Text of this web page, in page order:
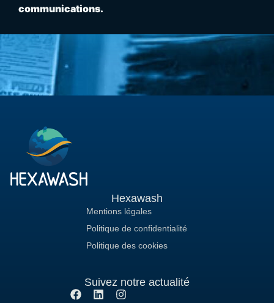
communications.
Hexawash
Mentions légales
Politique de confidentialité
Politique des cookies
Suivez notre actualité